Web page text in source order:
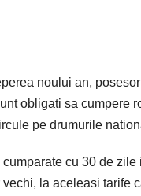
noului an,
obligati sa cumpere
pe drumurile
cu 30 de zile
la aceleasi tarife